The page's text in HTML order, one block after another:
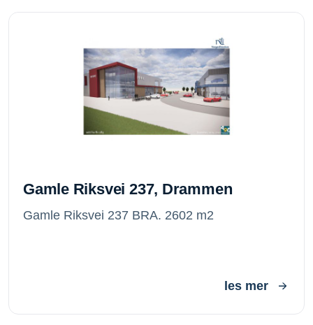
Gamle Riksvei 237, Drammen
Gamle Riksvei 237, Drammen
Gamle Riksvei 237 BRA. 2602 m2
les mer